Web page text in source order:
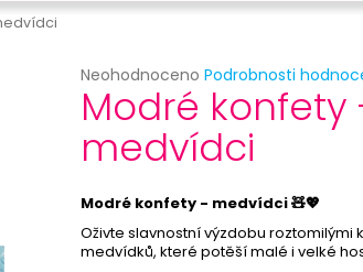
Průměrné
hodnocení
produktu
je
0,0
5
Neohodnoceno Podrobnosti
Modré konfety
medvídci
Modré konfety - medvídci 🧸💖
Oživte slavnostní výzdobu roztomilými
medvídků, které potěší malé i velké
PRIORITNÍ ZPRACOVÁNÍ OBJEDNÁVKY